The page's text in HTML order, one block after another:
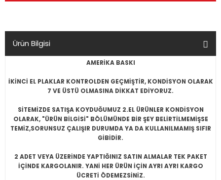
Ürün Bilgisi
AMERİKA BASKI
İKİNCİ EL PLAKLAR KONTROLDEN GEÇMİŞTİR, KONDİSYON OLARAK
7 VE ÜSTÜ OLMASINA DİKKAT EDİYORUZ.
SİTEMİZDE SATIŞA KOYDUĞUMUZ 2.EL ÜRÜNLER KONDİSYON
OLARAK, "ÜRÜN BİLGİSİ" BÖLÜMÜNDE BİR ŞEY BELİRTİLMEMİŞSE
TEMİZ,SORUNSUZ ÇALIŞIR DURUMDA YA DA KULLANILMAMIŞ SIFIR
GİBİDİR.
2 ADET VEYA ÜZERİNDE YAPTIĞINIZ SATIN ALMALAR TEK PAKET
İÇİNDE KARGOLANIR. YANİ HER ÜRÜN İÇİN AYRI AYRI KARGO
ÜCRETİ ÖDEMEZSİNİZ.